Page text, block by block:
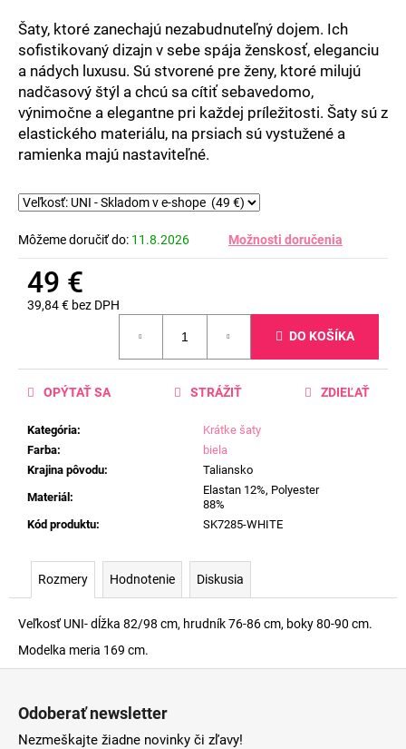
hviezdičiek.
Šaty, ktoré zanechajú nezabudnuteľný dojem. Ich
sofistikovaný dizajn v sebe spája ženskosť, eleganciu
a nádych luxusu. Sú stvorené pre ženy, ktoré milujú
nadčasový štýl a chcú sa cítiť sebavedomo,
výnimočne a elegantne pri každej príležitosti. Šaty sú z
elastického materiálu, na prsiach sú vystužené a
ramienka majú nastaviteľné.
Môžeme doručiť do: 11.8.2026 Možnosti doručenia
49 €
39,84 € bez DPH
DO KOŠÍKA
Kategória:
Krátke šaty
Farba:
biela
Krajina pôvodu:
Taliansko
Materiál:
Elastan 12%, Polyester
88%
Kód produktu: SK7285-WHITE
OPÝTAŤ SA STRÁŽIŤ ZDIEĽAŤ
Rozmery Hodnotenie Diskusia
Veľkosť UNI- dĺžka 82/98 cm, hrudník 76-86 cm, boky 80-90 cm.
Modelka meria 169 cm.
Odoberať newsletter
Nezmeškajte žiadne novinky či zľavy!